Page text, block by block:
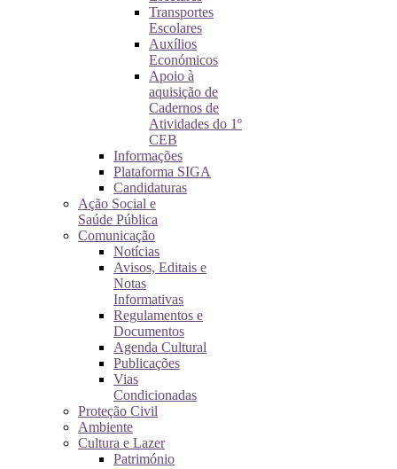
Transportes
Escolares
Auxílios
Económicos
Apoio à
aquisição de
Cadernos de
Atividades do 1º
CEB
Informações
Plataforma SIGA
Candidaturas
Ação Social e
Saúde Pública
Comunicação
Notícias
Avisos, Editais e
Notas
Informativas
Regulamentos e
Documentos
Agenda Cultural
Publicações
Vias
Condicionadas
Proteção Civil
Ambiente
Cultura e Lazer
Património